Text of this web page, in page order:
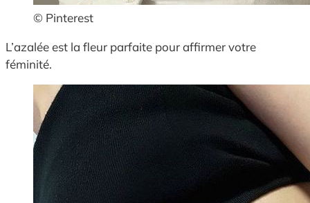
© Pinterest
L’azalée est la fleur parfaite pour affirmer votre
féminité.